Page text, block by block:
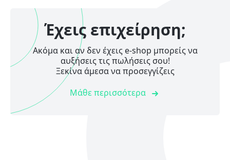
Έχεις επιχείρηση;
Ακόμα και αν δεν έχεις e-shop μπορείς να
αυξήσεις τις πωλήσεις σου!
Ξεκίνα άμεσα να προσεγγίζεις
Μάθε περισσότερα